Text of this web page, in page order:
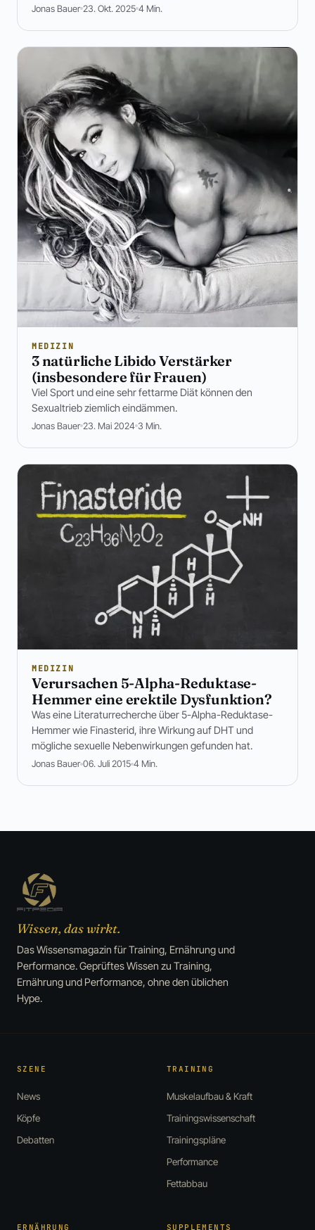
Jonas Bauer 23. Okt. 2025 4 Min.
MEDIZIN
3 natürliche Libido Verstärker
(insbesondere für Frauen)
Viel Sport und eine sehr fettarme Diät können den
Sexualtrieb ziemlich eindämmen.
Jonas Bauer 23. Mai 2024 3 Min.
MEDIZIN
Verursachen 5-Alpha-Reduktase-
Hemmer eine erektile Dysfunktion?
Was eine Literaturrecherche über 5-Alpha-Reduktase-
Hemmer wie Finasterid, ihre Wirkung auf DHT und
mögliche sexuelle Nebenwirkungen gefunden hat.
Jonas Bauer 06. Juli 2015 4 Min.
Wissen, das wirkt.
Das Wissensmagazin für Training, Ernährung und
Performance. Geprüftes Wissen zu Training,
Ernährung und Performance, ohne den üblichen
Hype.
SZENE
News
Köpfe
Debatten
TRAINING
Muskelaufbau & Kraft
Trainingswissenschaft
Trainingspläne
Performance
Fettabbau
ERNÄHRUNG SUPPLEMENTS